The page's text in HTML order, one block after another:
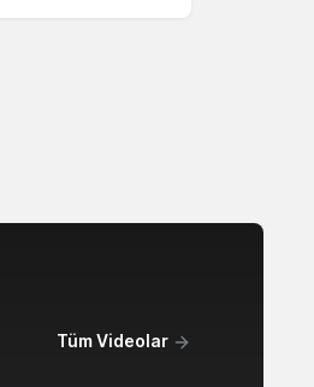
Tüm Videolar